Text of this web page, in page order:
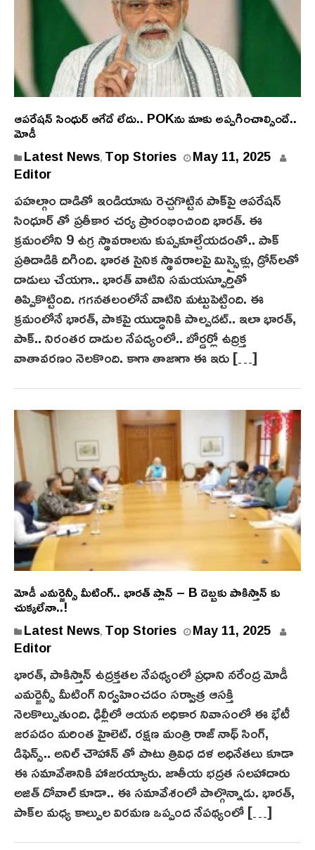
ఆపరేషన్ సింధుర్ ఆగేదే లేదు.. POKను మాకు అప్పగించాల్సిందే..
మోడీ
Latest News, Top Stories May 11, 2025
Editor
పహ‌ల్గాం దాడితో ఇండియాను రెచ్చగొట్టిన పాక్‌పై ఆపరేషన్
సింధూర్ తో ప్రతీకార చర్య ప్రారంభించింది భారత్. ఈ
క్రమంలోని 9 ఉగ్ర స్థావరాలను కుప్పకూల్చేయడంతో.. పాక్
ప్రతిదాడికి దిగింది. భారత సైనిక స్థావరాలపై మిస్సైళ్లు, డ్రోన్‌ల‌తో
దాడులు చేయగా.. భారత్ వాటిని సమయస్ఫూర్తితో
తిప్పికొట్టింది. గ‌గ‌న‌త‌లంలోనే వాటిని మ‌ట్టుపెట్టింది. ఈ
క్రమంలోనే భార‌త్, పాకపై యుద్ధానికి పాల్ప‌డ‌ట్.. ఇలా భారత్,
పాక్‌.. నిరంత‌ర దాడుల నేపద్యంలో.. బోర్డర్లో ఉద్రిక్త
వాతావరణం నెలకొంది. కాగా తాజాగా ఈ ఇరు […]
మోడీ ఎమర్జెన్సీ మీటింగ్.. భారత్ ప్లాన్ – B దెబ్బకు పాకిస్తాన్ కు
చుక్కలేనా..!
Latest News, Top Stories May 11, 2025
Editor
భార‌త్‌, పాకిస్తాన్ ఉద్ర‌క్త‌త‌ల నేపథ్యంలో ప్రధాని నరేంద్ర మోడీ
ఎమర్జెన్సీ మీటింగ్ నిర్వహించడం స‌ర్వాత్ర‌ ఆసక్తి
నెలకొల్పుతుంది. ఢిల్లీలో ఆయన అధికార నివాసంలో ఈ భేటీ
జరపడం మరింత హైలెట్. రక్షణ మంత్రి రాజ్ నాథ్ సింగ్,
డిఫెన్స్.. అనిల్ చౌహాన్ తో పాటు త్రివిధ ద‌ళ‌ అధినేతలు కూడా
ఈ సమావేశానికి హాజరయ్యారు. జాతీయ భద్రత సలహాదారు
అజిత్ దోవాల్ కూడా.. ఈ సమావేశంలో పాల్గొన్నాడు. భారత్,
పాక్‌ల మధ్య కాల్పుల విరమణ ఒప్పంద నేపథ్యంలో […]